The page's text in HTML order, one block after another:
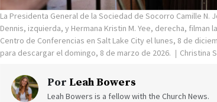
La Presidenta General de la Sociedad de Socorro Camille
Dennis, izquierda, y Hermana Kristin M. Yee, derecha,
Centro de Conferencias en Salt Lake City el lunes, 8 de
para descargar el domingo, 8 de marzo de 2026.
Christina
Por Leah Bowers
Leah Bowers is a fellow with the Church News.